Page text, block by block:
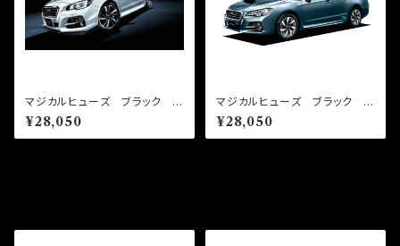
マジカルヒューズ ブラック ス
タートキット レヴォーグ VM
2019年6月～ MFSB105
17個
¥28,050
マジカルヒューズ ブラック ス
タートキット レヴォーグ VM
4-2017年8月以降 MFSB06
1 17個
¥28,050